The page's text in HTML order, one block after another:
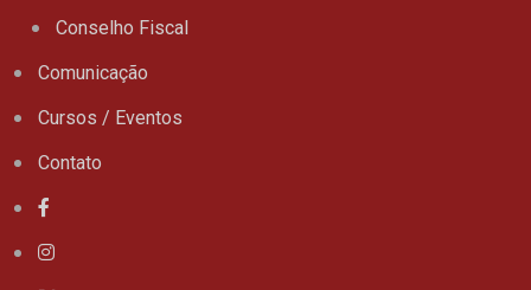
Conselho Fiscal
Comunicação
Cursos / Eventos
Contato